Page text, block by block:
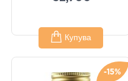
Купува
-15%